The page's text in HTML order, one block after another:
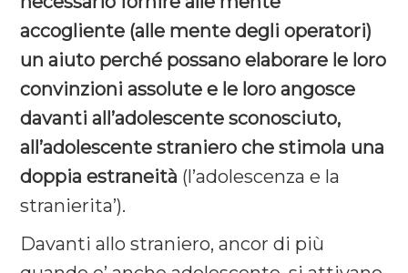
accogliente (alle mente degli operatori)
un aiuto perché possano elaborare le loro
convinzioni assolute e le loro angosce
davanti all’adolescente sconosciuto,
all’adolescente straniero che stimola una
doppia estraneità (l’adolescenza e la
stranierita’).
Davanti allo straniero, ancor di più